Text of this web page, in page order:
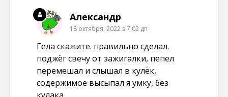
Александр
18 октября, 2022 в 7:02 дп
Гела скажите. правильно сделал.
поджёг свечу от зажигалки, пепел
перемешал и слышал в кулёк,
содержимое высыпал я умку, без